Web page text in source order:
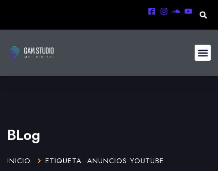
BLog
INICIO ETIQUETA: ANUNCIOS YOUTUBE